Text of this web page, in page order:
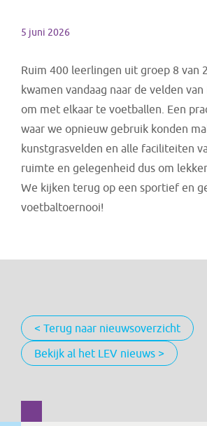
5 juni 2026
Ruim 400 leerlingen uit groep 8 van
kwamen vandaag naar de velden
om met elkaar te voetballen. Een
waar we opnieuw gebruik konden
kunstgrasvelden en alle faciliteiten
ruimte en gelegenheid dus om
We kijken terug op een sportief en
voetbaltoernooi!
< Terug naar nieuwsoverzicht
Bekijk al het LEV nieuws >